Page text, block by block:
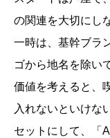
の関連を大切にし
一時は、基幹ブラ
ゴから地名を除い
価値を考えると、
入れないといけな
セットにして、「